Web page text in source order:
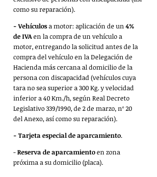
como su reparación).
- Vehículos a motor: aplicación de un 4%
de IVA en la compra de un vehículo a
motor, entregando la solicitud antes de la
compra del vehículo en la Delegación de
Hacienda más cercana al domicilio de la
persona con discapacidad (vehículos cuya
tara no sea superior a 300 Kg. y velocidad
inferior a 40 Km./h, según Real Decreto
Legislativo 339/1990, de 2 de marzo, nº 20
del Anexo, así como su reparación).
- Tarjeta especial de aparcamiento.
- Reserva de aparcamiento en zona
próxima a su domicilio (placa).